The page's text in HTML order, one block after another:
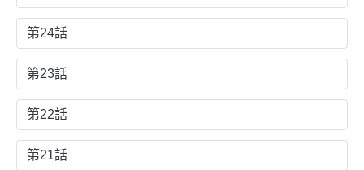
第24話
第23話
第22話
第21話